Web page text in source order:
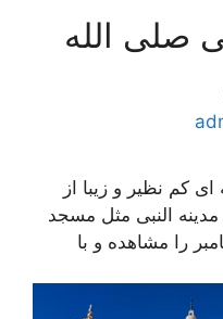
صلی الله
کم نظیر و زیبا از
النبی مثل مسجد
را مشاهده و با